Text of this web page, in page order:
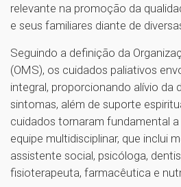
relevante na promoção da
e seus familiares diante de
Seguindo a definição da
(OMS), os cuidados paliativos
integral, proporcionando alívio da
sintomas, além de suporte
cuidados tornaram fundamental
equipe multidisciplinar, que inclui
assistente social, psicóloga,
fisioterapeuta, farmacêutica e